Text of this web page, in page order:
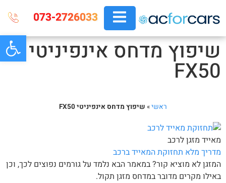
073-2726033
שיפוץ מדחס אינפיניטי
FX50
ראשי» שיפוץ מדחס אינפיניטי FX50
מאייד מזגן לרכב
מדריך מלא תחזוקת המאייד ברכב
המזגן לא מוציא קור? במאמר הבא נלמד על גורמים נפוצים לכך, וכן
באילו מקרים מדובר במדחס מזגן תקול.